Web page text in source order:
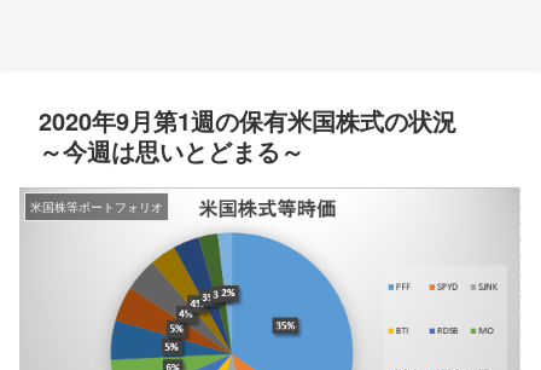
2020年9月第1週の保有米国株式の状況
～今週は思いとどまる～
米国株等ポートフォリオ